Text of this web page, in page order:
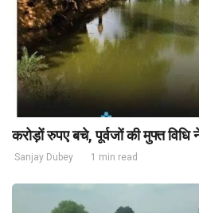
करोड़ों रुपए बचे, पूर्वजों की मुफ्त विधि
Sanjay Dubey 1 min read